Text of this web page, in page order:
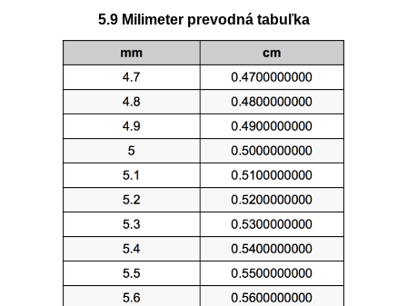
5.9 Milimeter prevodná tabuľka